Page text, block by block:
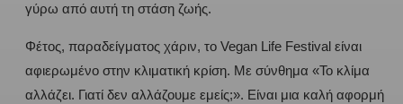
γύρω από αυτή τη στάση ζωής.
Φέτος, παραδείγματος χάριν, το Vegan Life Festival είναι
αφιερωμένο στην κλιματική κρίση. Με σύνθημα «Το κλίμα
αλλάζει. Γιατί δεν αλλάζουμε εμείς;». Είναι μια καλή αφορμή